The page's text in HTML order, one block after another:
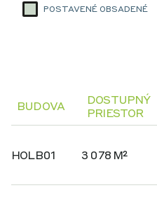
POSTAVENÉ OBSADENÉ
BUDOVA
DOSTUPNÝ
PRIESTOR
HOLB01 3 078 M²